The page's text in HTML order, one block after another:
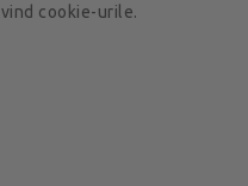
cookie-urile.